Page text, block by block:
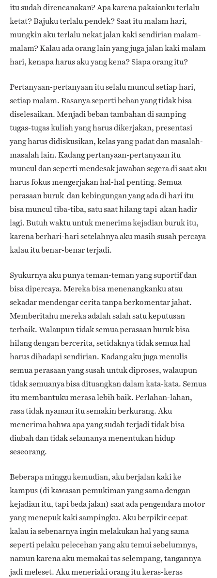
itu sudah direncanakan? Apa karena pakaianku terlalu
ketat? Bajuku terlalu pendek? Saat itu malam hari,
mungkin aku terlalu nekat jalan kaki sendirian malam-
malam? Kalau ada orang lain yang juga jalan kaki malam
hari, kenapa harus aku yang kena? Siapa orang itu?
Pertanyaan-pertanyaan itu selalu muncul setiap hari,
setiap malam. Rasanya seperti beban yang tidak bisa
diselesaikan. Menjadi beban tambahan di samping
tugas-tugas kuliah yang harus dikerjakan, presentasi
yang harus didiskusikan, kelas yang padat dan masalah-
masalah lain. Kadang pertanyaan-pertanyaan itu
muncul dan seperti mendesak jawaban segera di saat aku
harus fokus mengerjakan hal-hal penting. Semua
perasaan buruk dan kebingungan yang ada di hari itu
bisa muncul tiba-tiba, satu saat hilang tapi akan hadir
lagi. Butuh waktu untuk menerima kejadian buruk itu,
karena berhari-hari setelahnya aku masih susah percaya
kalau itu benar-benar terjadi.
Syukurnya aku punya teman-teman yang suportif dan
bisa dipercaya. Mereka bisa menenangkanku atau
sekadar mendengar cerita tanpa berkomentar jahat.
Memberitahu mereka adalah salah satu keputusan
terbaik. Walaupun tidak semua perasaan buruk bisa
hilang dengan bercerita, setidaknya tidak semua hal
harus dihadapi sendirian. Kadang aku juga menulis
semua perasaan yang susah untuk diproses, walaupun
tidak semuanya bisa dituangkan dalam kata-kata. Semua
itu membantuku merasa lebih baik. Perlahan-lahan,
rasa tidak nyaman itu semakin berkurang. Aku
menerima bahwa apa yang sudah terjadi tidak bisa
diubah dan tidak selamanya menentukan hidup
seseorang.
Beberapa minggu kemudian, aku berjalan kaki ke
kampus (di kawasan pemukiman yang sama dengan
kejadian itu, tapi beda jalan) saat ada pengendara motor
yang menepuk kaki sampingku. Aku berpikir cepat
kalau ia sebenarnya ingin melakukan hal yang sama
seperti pelaku pelecehan yang aku temui sebelumnya,
namun karena aku memakai tas selempang, tangannya
jadi meleset. Aku meneriaki orang itu keras-keras